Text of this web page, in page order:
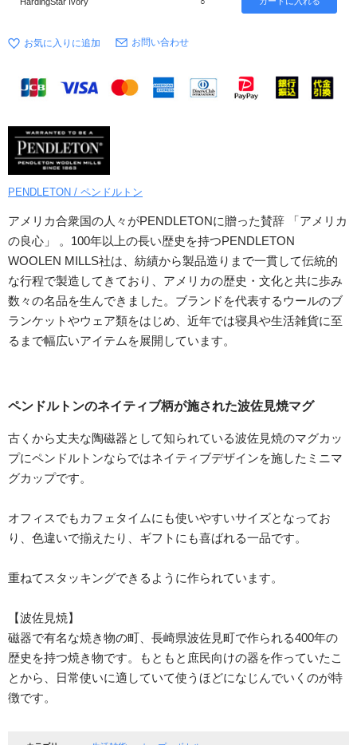
お問い合わせ
PENDLETON / ペンドルトン
アメリカ合衆国の人々がPENDLETONに贈った賛辞 「アメリカ
の良心」 。100年以上の長い歴史を持つPENDLETON
WOOLEN MILLS社は、紡績から製品造りまで一貫して伝統的
な行程で製造してきており、アメリカの歴史・文化と共に歩み
数々の名品を生んできました。ブランドを代表するウールのブ
ランケットやウェア類をはじめ、近年では寝具や生活雑貨に至
るまで幅広いアイテムを展開しています。
ペンドルトンのネイティブ柄が施された波佐見焼マグ
古くから丈夫な陶磁器として知られている波佐見焼のマグカッ
プにペンドルトンならではネイティブデザインを施したミニマ
グカップです。
オフィスでもカフェタイムにも使いやすいサイズとなってお
り、色違いで揃えたり、ギフトにも喜ばれる一品です。
重ねてスタッキングできるように作られています。
【波佐見焼】
磁器で有名な焼き物の町、長崎県波佐見町で作られる400年の
歴史を持つ焼き物です。もともと庶民向けの器を作っていたこ
とから、日常使いに適していて使うほどになじんでいくのが特
徴です。